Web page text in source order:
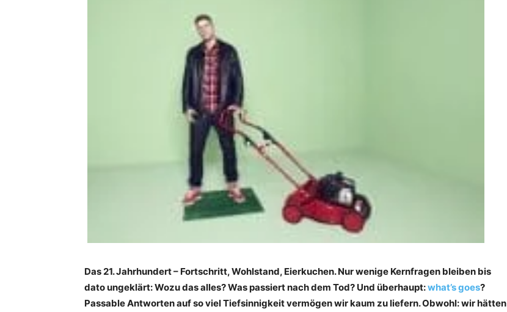
Das 21. Jahrhundert – Fortschritt, Wohlstand, Eierkuchen. Nur wenige Kernfragen bleiben bis
dato ungeklärt: Wozu das alles? Was passiert nach dem Tod? Und überhaupt:what’s goes?
Passable Antworten auf so viel Tiefsinnigkeit vermögen wir kaum zu liefern. Obwohl: wir hätten